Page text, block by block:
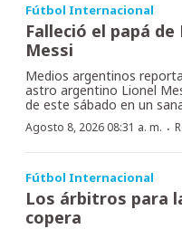
Fútbol Internacional
Falleció el papá de
Messi
Medios argentinos
astro argentino Lionel
de este sábado en un
Agosto 8, 2026 08:31 a. m. ·
Fútbol Internacional
Los árbitros para
copera